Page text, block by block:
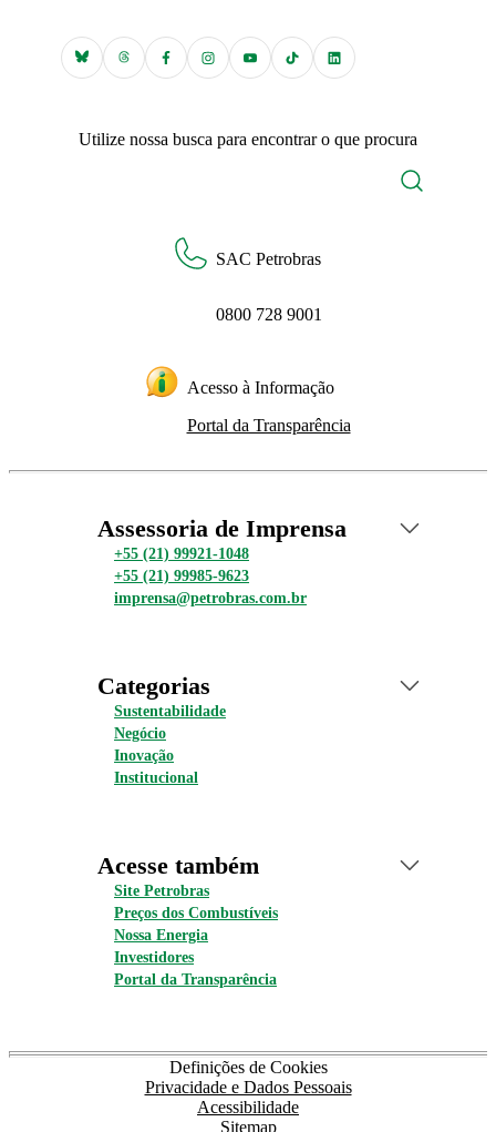
Utilize nossa busca para encontrar o que procura
SAC Petrobras
0800 728 9001
Acesso à Informação
Portal da Transparência
Assessoria de Imprensa
+55 (21) 99921-1048
+55 (21) 99985-9623
imprensa@petrobras.com.br
Categorias
Sustentabilidade
Negócio
Inovação
Institucional
Acesse também
Site Petrobras
Preços dos Combustíveis
Nossa Energia
Investidores
Portal da Transparência
Definições de Cookies
Privacidade e Dados Pessoais
Acessibilidade
Sitemap